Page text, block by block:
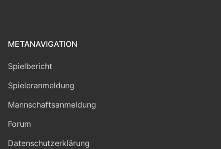
METANAVIGATION
Spielbericht
Spieleranmeldung
Mannschaftsanmeldung
Forum
Datenschutzerklärung